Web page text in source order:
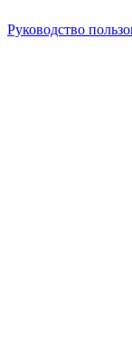
Руководство